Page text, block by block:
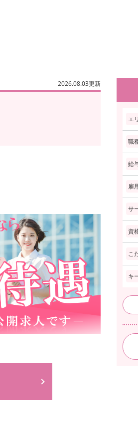
エ
職
給
雇
サ
資
こ
キ
2026.08.03更新